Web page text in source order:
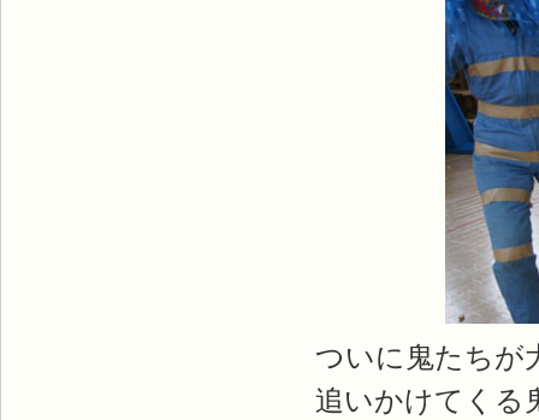
ついに鬼たちが
追いかけてくる